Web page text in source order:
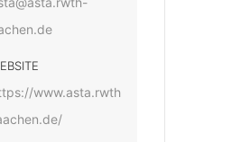
www.asta.rwth